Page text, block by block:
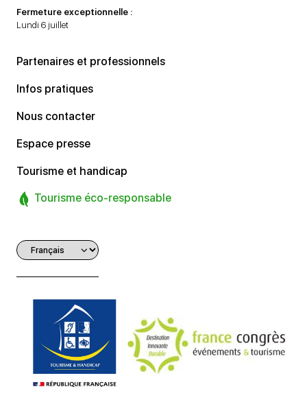
Fermeture exceptionnelle :
Lundi 6 juillet
Partenaires et professionnels
Infos pratiques
Nous contacter
Espace presse
Tourisme et handicap
Tourisme éco-responsable